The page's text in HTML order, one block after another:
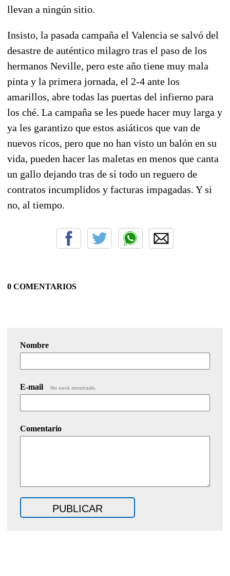
llevan a ningún sitio.
Insisto, la pasada campaña el Valencia se salvó del
desastre de auténtico milagro tras el paso de los
hermanos Neville, pero este año tiene muy mala
pinta y la primera jornada, el 2-4 ante los
amarillos, abre todas las puertas del infierno para
los ché. La campaña se les puede hacer muy larga y
ya les garantizo que estos asiáticos que van de
nuevos ricos, pero que no han visto un balón en su
vida, pueden hacer las maletas en menos que canta
un gallo dejando tras de sí todo un reguero de
contratos incumplidos y facturas impagadas. Y si
no, al tiempo.
0 COMENTARIOS
Nombre
E-mail No será mostrado.
Comentario